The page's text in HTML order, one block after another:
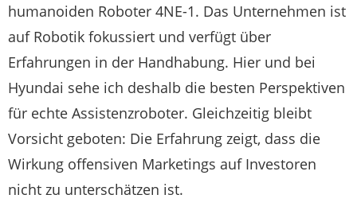
humanoiden Roboter 4NE-1. Das Unternehmen ist
auf Robotik fokussiert und verfügt über
Erfahrungen in der Handhabung. Hier und bei
Hyundai sehe ich deshalb die besten Perspektiven
für echte Assistenzroboter. Gleichzeitig bleibt
Vorsicht geboten: Die Erfahrung zeigt, dass die
Wirkung offensiven Marketings auf Investoren
nicht zu unterschätzen ist.